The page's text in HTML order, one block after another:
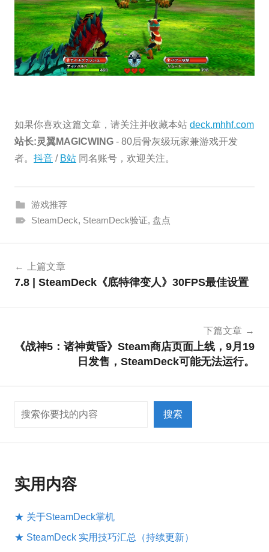
如果你喜欢这篇文章，请关注并收藏本站 deck.mhhf.com
站长:灵翼MAGICWING - 80后骨灰级玩家兼游戏开发
者。 抖音 / B站 同名账号，欢迎关注。
游戏推荐
SteamDeck, SteamDeck验证, 盘点
章
上篇文章
7.8 | SteamDeck《底特律变人》30FPS最佳设置
下篇文章
《战神5：诸神黄昏》Steam商店页面上线，9月19
日发售，SteamDeck可能无法运行。
搜索
搜索
实用内容
★ 关于SteamDeck掌机
★ SteamDeck 实用技巧汇总（持续更新）